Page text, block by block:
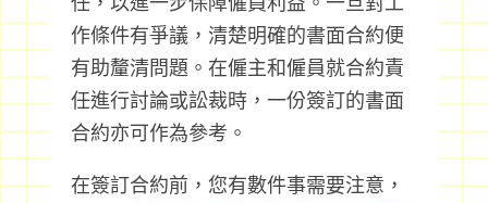
作條件有爭議，清楚明確的書面合約便
有助釐清問題。在僱主和僱員就合約責
任進行討論或訟裁時，一份簽訂的書面
合約亦可作為參考。
在簽訂合約前，您有數件事需要注意，